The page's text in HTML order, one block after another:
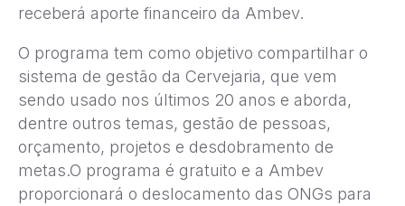
receberá aporte financeiro da Ambev.
O programa tem como objetivo compartilhar o
sistema de gestão da Cervejaria, que vem
sendo usado nos últimos 20 anos e aborda,
dentre outros temas, gestão de pessoas,
orçamento, projetos e desdobramento de
metas.O programa é gratuito e a Ambev
proporcionará o deslocamento das ONGs para